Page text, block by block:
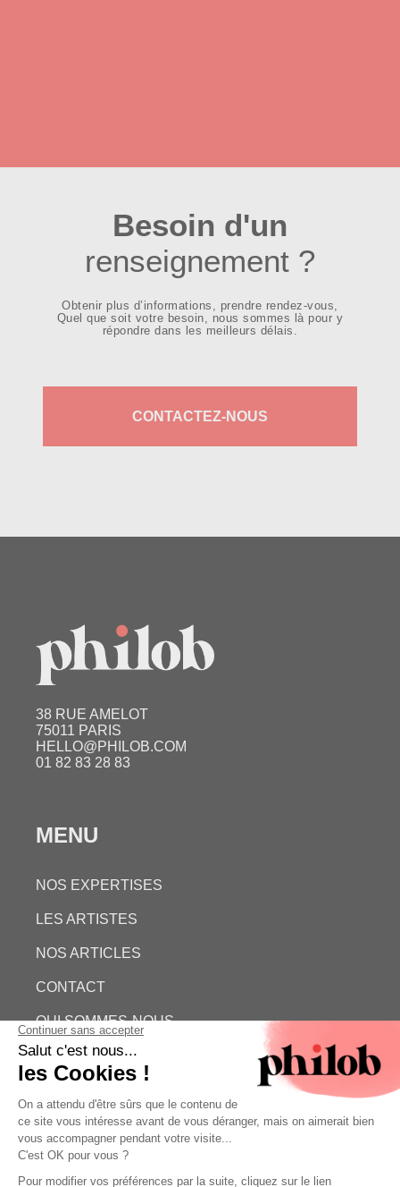
Besoin d'un
renseignement ?
Obtenir plus d’informations, prendre rendez-vous,
Quel que soit votre besoin, nous sommes là pour y
répondre dans les meilleurs délais.
CONTACTEZ-NOUS
38 RUE AMELOT
75011 PARIS
HELLO@PHILOB.COM
01 82 83 28 83
MENU
NOS EXPERTISES
LES ARTISTES
NOS ARTICLES
CONTACT
QUI SOMMES-NOUS
ESTIMATION GRATUITE
PHILOB